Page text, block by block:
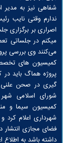
شفاهی نیز به مدیر
ندارم وقتی نایب
اصراری بر برگزاری
میکنم در جلساتی
می‌کنند وی بررسی
کمیسیون های
پروژه هماگ باید
گیری در صحن
شورای اسلامی
کمیسیون سیما و
شهرداری اعلام
فضای مجازی انتشار
داشته باشد به